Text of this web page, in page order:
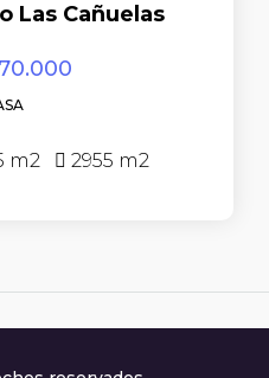
Las Cañuelas
m2 2955 m2